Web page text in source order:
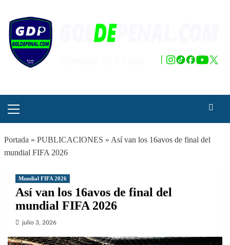
contenido
principal
Portada » PUBLICACIONES » Así van los 16avos de final del
mundial FIFA 2026
Mundial FIFA 2026
Así van los 16avos de final del
mundial FIFA 2026
julio 3, 2026